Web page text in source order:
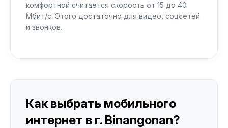
комфортной считается скорость от 15 до 40
Мбит/с. Этого достаточно для видео, соцсетей
и звонков.
Как выбрать мобильного
интернет в г. Binangonan?